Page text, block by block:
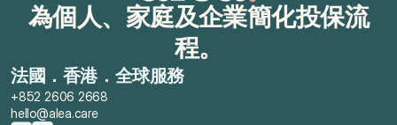
為個人、家庭及企業簡化投保流
程。
法國．香港．全球服務
+852 2606 2668
hello@alea.care